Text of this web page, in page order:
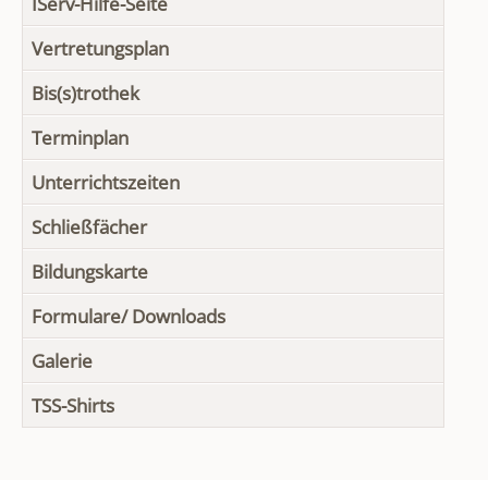
Vertretungsplan
Bis(s)trothek
Terminplan
Unterrichtszeiten
Schließfächer
Bildungskarte
Formulare/ Downloads
Galerie
TSS-Shirts